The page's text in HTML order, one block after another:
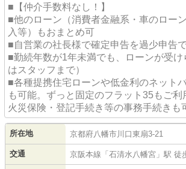
■【仲介手数料なし！】
■他のローン（消費者金融系・車のロー
入等）もおまとめ可
■自営業の社長様で確定申告を過少申告
■勤続年数が1年未満でも、ローンが受け
はスタッフまで）
■各種提携住宅ローンや低金利のネット
も可能。ずっと固定のフラット35もご利
火災保険・登記手続き等の事務手続きも
所在地 京都府八幡市 川口東扇3-21
交通 京阪本線 「 石清水八幡宮 」駅 徒